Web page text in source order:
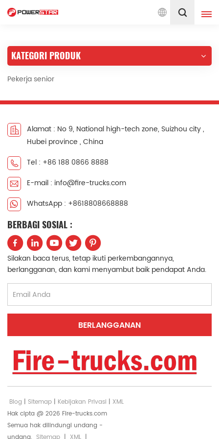
Truk Pemadam Kebakaran Sejak 1990 Indonesia
English
italiano español
português Nederlands
العربية
中文
Filipino မြန်မာ
KATEGORI PRODUK
Pekerja senior
Alamat : No 9, National high-tech zone, Suizhou city ,
Hubei province , China
Tel : +86 188 0866 8888
E-mail : info@fire-trucks.com
WhatsApp : +8618808668888
BERBAGI SOSIAL :
Silakan baca terus, tetap ikuti perkembangannya,
berlangganan, dan kami menyambut baik pendapat Anda.
Blog | Sitemap | Kebijakan Privasi | XML
Hak cipta @ 2026 Fire-trucks.com
Semua hak dilindungi undang -